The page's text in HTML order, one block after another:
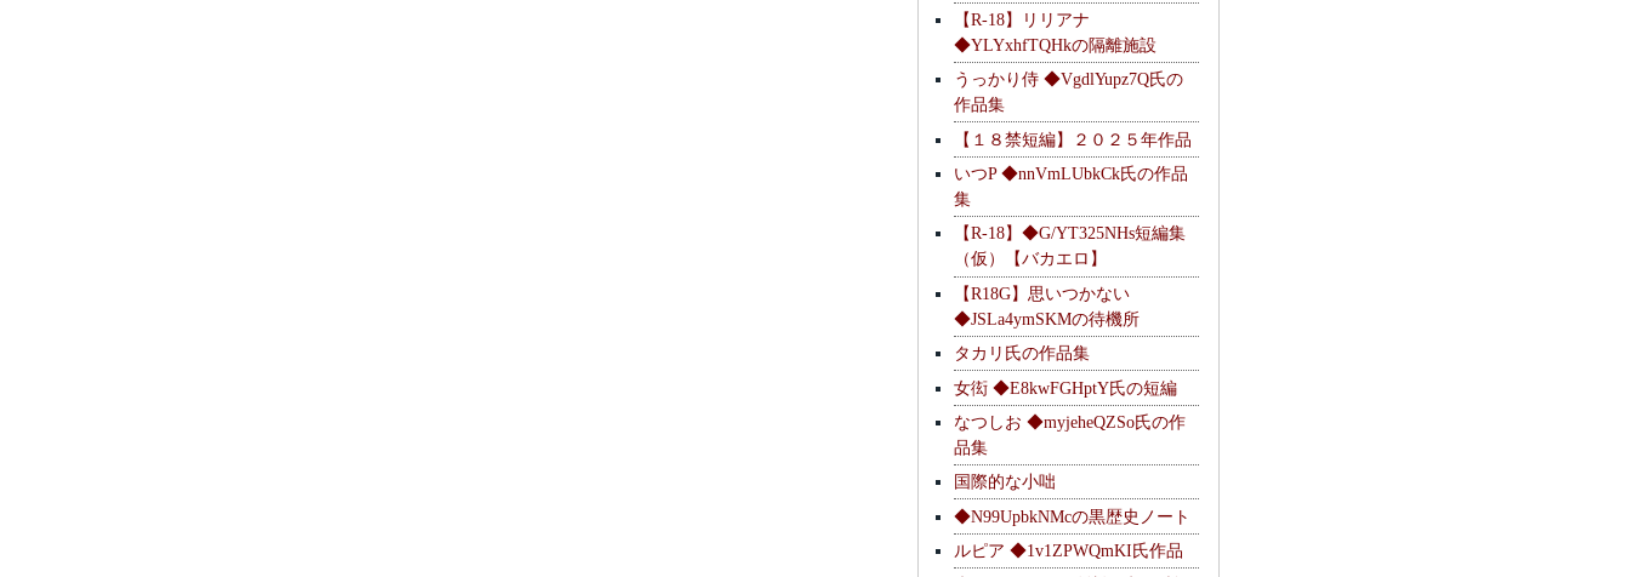
【R-18】リリアナ
◆YLYxhfTQHkの隔離施設
うっかり侍 ◆VgdlYupz7Q氏の
作品集
【１８禁短編】２０２５年作品
いつP ◆nnVmLUbkCk氏の作品
集
【R-18】◆G/YT325NHs短編集
（仮）【バカエロ】
【R18G】思いつかない
◆JSLa4ymSKMの待機所
タカリ氏の作品集
女衒 ◆E8kwFGHptY氏の短編
なつしお ◆myjeheQZSo氏の作
品集
国際的な小咄
◆N99UpbkNMcの黒歴史ノート
ルピア ◆1v1ZPWQmKI氏作品